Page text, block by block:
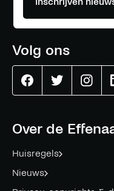
Over de
Huisregels
Nieuws
Volg ons
EffenaarEffenaar